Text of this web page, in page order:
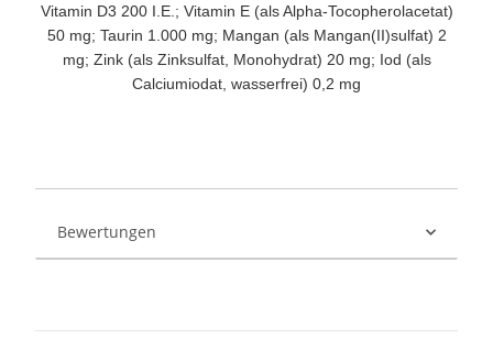
Vitamin D3 200 I.E.; Vitamin E (als Alpha-Tocopherolacetat)
50 mg; Taurin 1.000 mg; Mangan (als Mangan(II)sulfat) 2
mg; Zink (als Zinksulfat, Monohydrat) 20 mg; Iod (als
Calciumiodat, wasserfrei) 0,2 mg
Bewertungen